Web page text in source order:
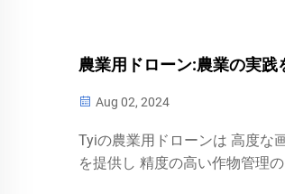
農業用ドローン:農業の実践
Aug 02, 2024
Tyiの農業用ドローンは 高度な
を提供し 精度の高い作物管理